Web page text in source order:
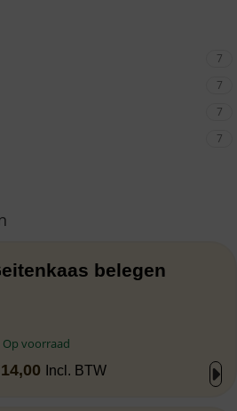
7
7
7
7
belegen
Op voorraad
14,00 Incl. BTW